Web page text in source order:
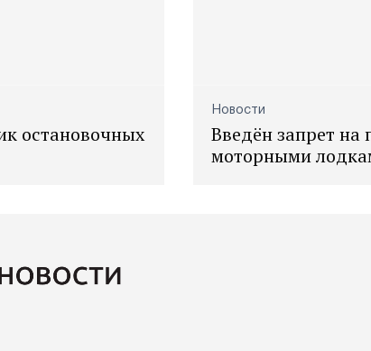
остановочных
Новости
Введён запрет на
моторными